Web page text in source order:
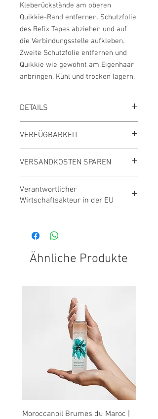
Kleberückstände am oberen
Quikkie-Rand entfernen. Schutzfolie
des Refix Tapes abziehen und auf
die Verbindungsstelle aufkleben.
Zweite Schutzfolie entfernen und
Quikkie wie gewohnt am Eigenhaar
anbringen. Kühl und trocken lagern.
DETAILS
VERFÜGBARKEIT
VERSANDKOSTEN SPAREN
Gesamtbestellwert
Verantwortlicher
Wirtschaftsakteur in der EU
FLORAQUELLWEG 9
8051 Graz (AT)
Österreich (Austria)
Mail:DE1-CE@hairdreams.com
Ähnliche Produkte
Moroccanoil Brumes du Maroc |